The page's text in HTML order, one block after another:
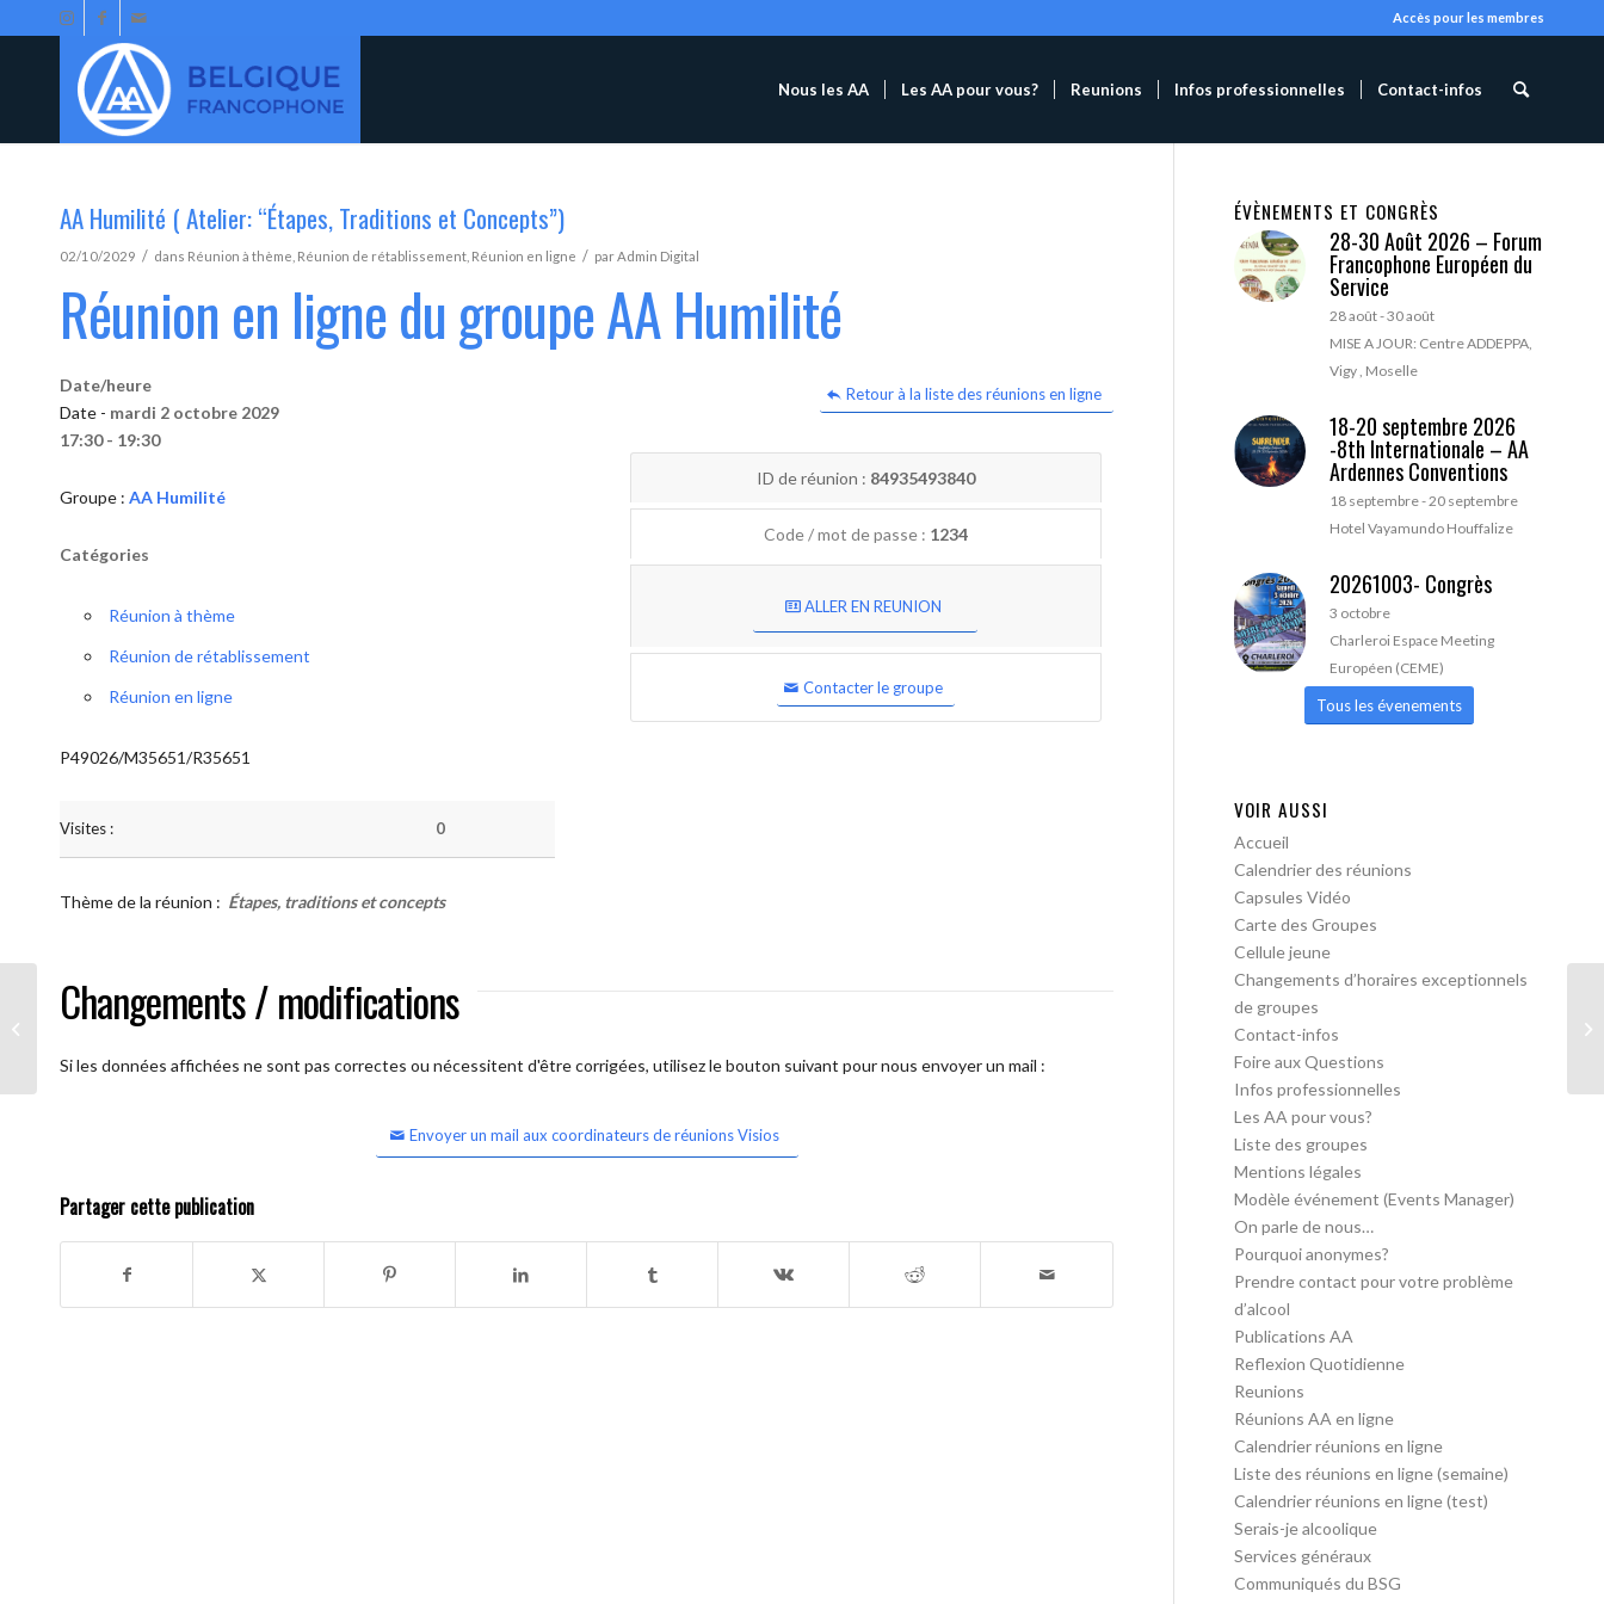
Accès pour les membres
Nous les AA Les AA pour vous? Reunions Infos professionnelles Contact-infos
AA Humilité ( Atelier: “Étapes, Traditions et Concepts”)
02/10/2029 / dans Réunion à thème Réunion de rétablissement Réunion en ligne / parAdmin Digital
Réunion en ligne du groupe AA Humilité
Retour à la liste des réunions en ligne
Date/heure
Date - mardi 2 octobre 2029
17:30 - 19:30
Groupe : AA Humilité
Catégories
Réunion à thème
Réunion de rétablissement
Réunion en ligne
P49026/M35651/R35651
Visites : 0
ID de réunion : 84935493840
Code / mot de passe : 1234
ALLER EN REUNION
Contacter le groupe
Thème de la réunion : Étapes, traditions et concepts
Changements / modifications
Si les données affichées ne sont pas correctes ou nécessitent d'être corrigées, utilisez le bouton suivant pour nous envoyer un mail :
Envoyer un mail aux coordinateurs de réunions Visios
Partager cette publication
ÉVÈNEMENTS ET CONGRÈS
28-30 Août 2026 – Forum
Francophone Européen du
Service
28 août-30 août
MISE A JOUR: Centre ADDEPPA,
Vigy , Moselle
18-20 septembre 2026
-8th Internationale – AA
Ardennes Conventions
18 septembre-20 septembre
Hotel Vayamundo Houffalize
20261003- Congrès
3 octobre
Charleroi Espace Meeting
Européen (CEME)
Tous les évenements
VOIR AUSSI
Accueil
Calendrier des réunions
Capsules Vidéo
Carte des Groupes
Cellule jeune
Changements d’horaires exceptionnels
de groupes
Contact-infos
Foire aux Questions
Infos professionnelles
Les AA pour vous?
Liste des groupes
Mentions légales
Modèle événement (Events Manager)
On parle de nous…
Pourquoi anonymes?
Prendre contact pour votre problème
d’alcool
Publications AA
Reflexion Quotidienne
Reunions
Réunions AA en ligne
Calendrier réunions en ligne
Liste des réunions en ligne (semaine)
Calendrier réunions en ligne (test)
Serais-je alcoolique
Services généraux
Communiqués du BSG
AA Humilité ( Atelier: “Étapes,